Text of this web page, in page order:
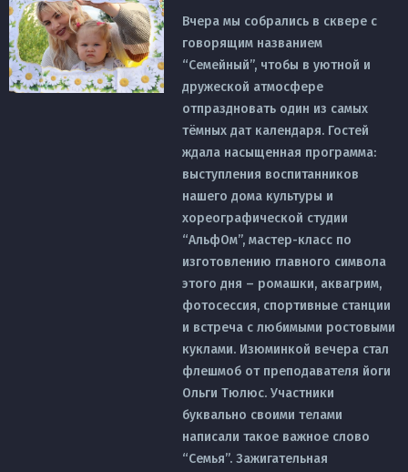
Вчера мы собрались в сквере с
говорящим названием
“Семейный”, чтобы в уютной и
дружеской атмосфере
отпраздновать один из самых
тёмных дат календаря. Гостей
ждала насыщенная программа:
выступления воспитанников
нашего дома культуры и
хореографической студии
“АльфОм”, мастер-класс по
изготовлению главного символа
этого дня – ромашки, аквагрим,
фотосессия, спортивные станции
и встреча с любимыми ростовыми
куклами. Изюминкой вечера стал
флешмоб от преподавателя йоги
Ольги Тюлюс. Участники
буквально своими телами
написали такое важное слово
“Семья”. Зажигательная